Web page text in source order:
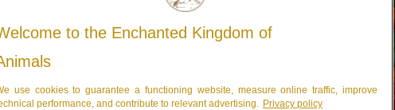
to the Enchanted Kingdom of
use cookies to guarantee a functioning website, measure online traffic, improve
performance, and contribute to relevant advertising. Privacy policy